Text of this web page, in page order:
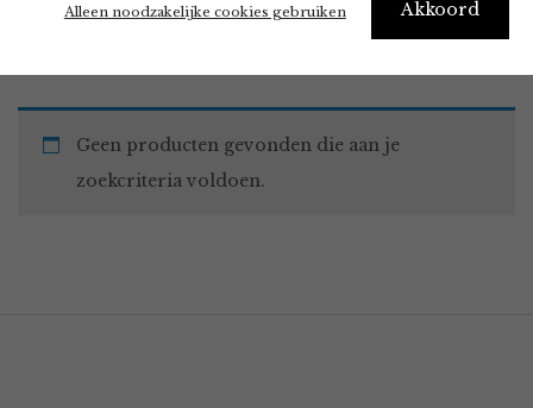
Akkoord
Alleen noodzakelijke cookies gebruiken
Home Winkel Accessoires Must Haves
Geen producten gevonden die aan je
zoekcriteria voldoen.